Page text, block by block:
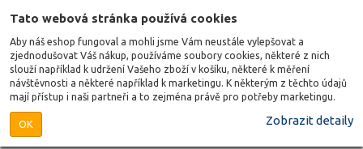
Tato webová stránka používá cookies
Aby náš eshop fungoval a mohli jsme Vám neustále vylepšovat a
zjednodušovat Váš nákup, používáme soubory cookies, některé z nich
slouží například k udržení Vašeho zboží v košíku, některé k měření
návštěvnosti a některé například k marketingu. K některým z těchto údajů
mají přístup i naši partneři a to zejména právě pro potřeby marketingu.
OK Zobrazit detaily